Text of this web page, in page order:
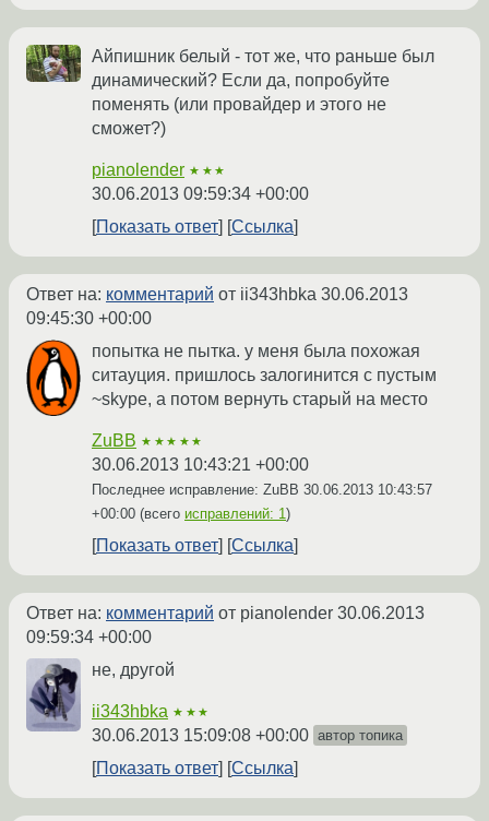
Айпишник белый - тот же, что раньше был
динамический? Если да, попробуйте
поменять (или провайдер и этого не
сможет?)
pianolender ★★★
30.06.2013 09:59:34 +00:00
Показать ответ
Ссылка
Ответ на: комментарий от ii343hbka 30.06.2013
09:45:30 +00:00
попытка не пытка. у меня была похожая
ситауция. пришлось залогинится с пустым
~skype, а потом вернуть старый на место
ZuBB ★★★★★
30.06.2013 10:43:21 +00:00
Последнее исправление: ZuBB 30.06.2013 10:43:57
+00:00 (всего исправлений: 1)
Показать ответ Ссылка
Ответ на: комментарий от pianolender 30.06.2013
09:59:34 +00:00
не, другой
ii343hbka ★★★
30.06.2013 15:09:08 +00:00 автор топика
Показать ответ Ссылка